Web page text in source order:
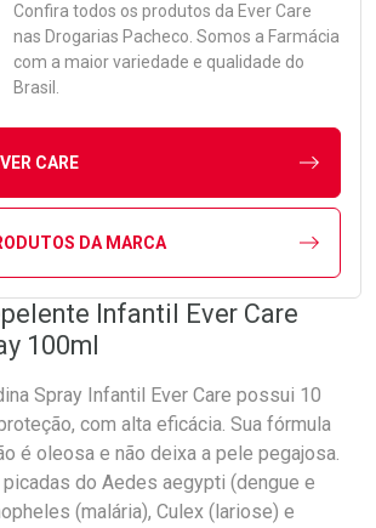
Confira todos os produtos da Ever Care
nas Drogarias Pacheco. Somos a Farmácia
com a maior variedade e qualidade do
Brasil.
CARE
DA MARCA
Infantil Ever Care
100ml
Spray Infantil Ever Care possui 10
com alta eficácia. Sua fórmula
é oleosa e não deixa a pele pegajosa.
do Aedes aegypti (dengue e
(malária), Culex (lariose) e